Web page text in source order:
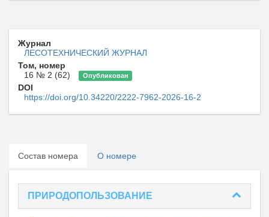
Журнал
ЛЕСОТЕХНИЧЕСКИЙ ЖУРНАЛ
Том, номер
16 № 2 (62)
Опубликован
DOI
https://doi.org/10.34220/2222-7962-2026-16-2
Состав номера О номере
ПРИРОДОПОЛЬЗОВАНИЕ